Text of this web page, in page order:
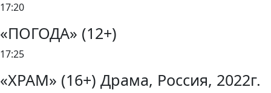
17:20
«ПОГОДА» (12+)
17:25
«ХРАМ» (16+) Драма, Россия, 2022г.